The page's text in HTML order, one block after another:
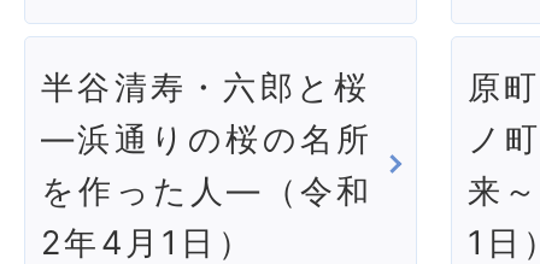
半谷清寿・六郎と桜
―浜通りの桜の名所
を作った人―（令和
2年4月1日）
原
ノ
来
1日